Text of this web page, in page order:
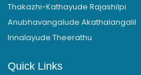
Thakazhi-Kathayude Rajashilpi
Anubhavangalude Akathalangalil
Innalayude Theerathu
Quick Links